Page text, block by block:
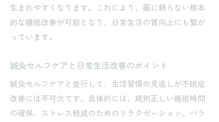
生まれやすくなります。これにより、薬に頼らない根本
的な睡眠改善が可能となり、日常生活の質向上にも繋が
っています。
鍼灸セルフケアと日常生活改善のポイント
鍼灸セルフケアと並行して、生活習慣の見直しが不眠症
改善には不可欠です。具体的には、規則正しい睡眠時間
の確保、ストレス軽減のためのリラクゼーション、バラ